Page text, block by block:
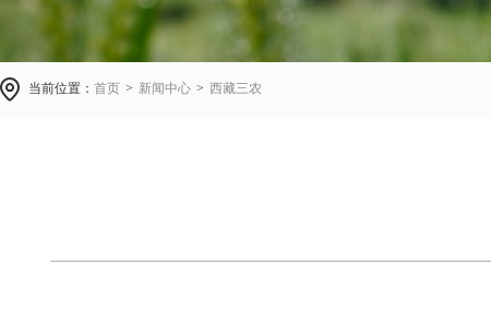
当前位置： 首页 > 新闻中心 > 西藏三农